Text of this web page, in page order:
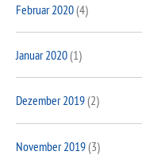
Februar 2020(4)
Januar 2020(1)
Dezember 2019(2)
November 2019(3)